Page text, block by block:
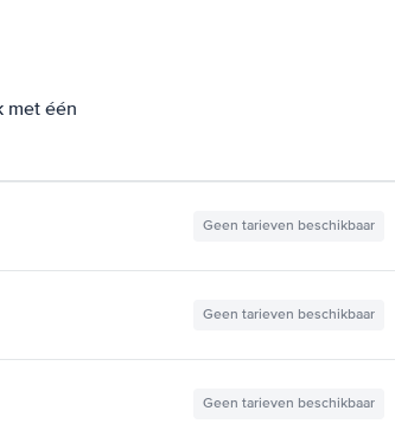
met één
Geen tarieven beschikbaar
Geen tarieven beschikbaar
Geen tarieven beschikbaar